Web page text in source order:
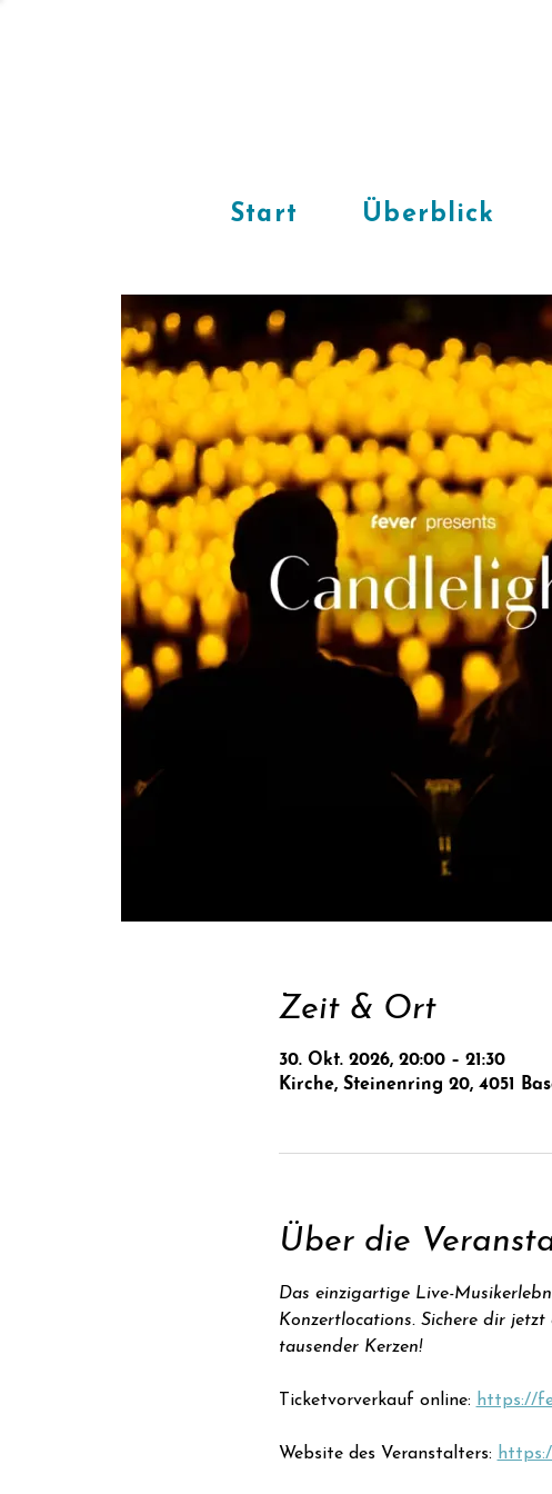
Start Überblick
Zeit & Ort
30. Okt. 2026, 20:00 – 21:30
Kirche, Steinenring 20, 4051
Über die
Das einzigartige Live-
Konzertlocations. Sichere dir
tausender Kerzen!
Ticketvorverkauf online: https://
Website des Veranstalters: